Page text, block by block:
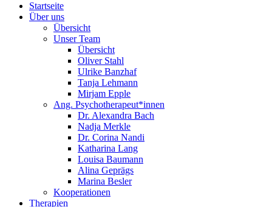
Startseite
Über uns
Übersicht
Unser Team
Übersicht
Oliver Stahl
Ulrike Banzhaf
Tanja Lehmann
Mirjam Epple
Ang. Psychotherapeut*innen
Dr. Alexandra Bach
Nadja Merkle
Dr. Corina Nandi
Katharina Lang
Louisa Baumann
Alina Geprägs
Marina Besler
Kooperationen
Therapien